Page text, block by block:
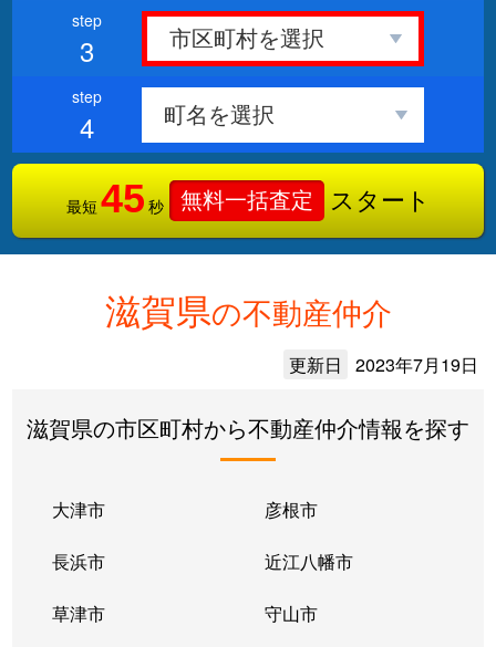
3
4
最短 45 秒 無料一括査定 スタート
滋賀県の不動産仲介
更新日 2023年7月19日
滋賀県の市区町村から不動産仲介情報を探す
大津市 彦根市
長浜市 近江八幡市
草津市 守山市